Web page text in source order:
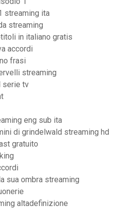
streaming ita
streaming
in italiano gratis
accordi
frasi
streaming
serie tv
eng sub ita
di grindelwald streaming hd
gratuito
sua ombra streaming
altadefinizione